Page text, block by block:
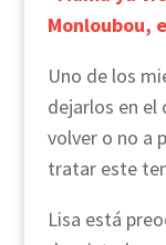
Monloubou,
Uno de los
dejarlos en el
volver o no a
tratar este
Lisa está